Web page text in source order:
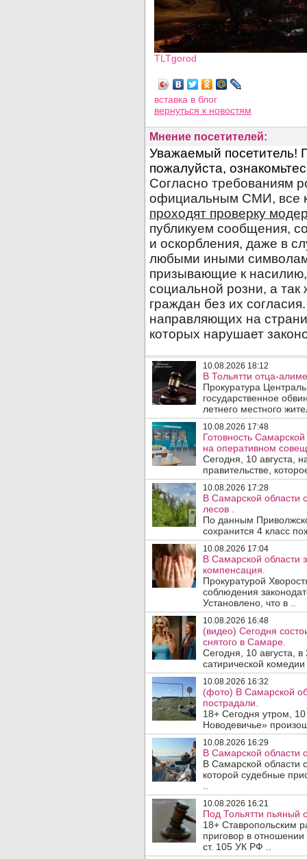
TLTgorod
вставка в блог
вернуться к новостям
Мнение посетителей:
10.08.2026 18:12
В Тольятти отца-
Прокуратура
государственное
летнего местного
10.08.2026 17:48
Готовность
на оперативном
Сегодня, 10 августа,
правительстве,
10.08.2026 17:28
В Самарской области
лесов .
По данным
сохранится 4 класс
10.08.2026 17:04
В Самарской области
компенсация.
Прокуратурой
соблюдения
Установлено, что в ..
10.08.2026 16:48
(видео) Сегодня
снятого в Самаре.
Сегодня, 10 августа,
сатирической
10.08.2026 16:32
(фото) В Самарской
пострадали.
18+ Сегодня утром,
Новодевичье»
10.08.2026 16:29
В Самарской области
В Самарской области
которой судебные
10.08.2026 16:21
Под Тольятти пьяный
18+ Ставропольским
приговор в
ст. 105 УК РФ ..